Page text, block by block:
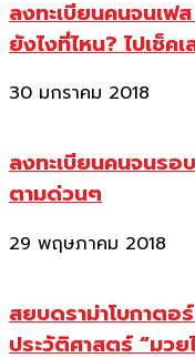
ลงทะเบียนคนจนเฟ
ยังไงที่ไหน? ไปเช็ค
30 มกราคม 2018
ลงทะเบียนคนจนรอ
ตามด่วนๆ
29 พฤษภาคม 2018
สยบดราม่าโบกาต
ประวัติศาสตร์ “มว